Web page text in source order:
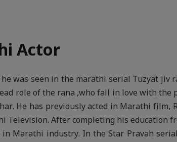
Actor
was seen in the marathi serial Tuzyat jiv
role of the rana ,who fall in love with the
He has previously acted in Marathi film,
Television. After completing his education
Marathi industry. In the Star Pravah